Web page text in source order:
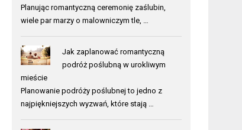
Planując romantyczną ceremonię zaślubin,
wiele par marzy o malowniczym tle, …
Jak zaplanować romantyczną
podróż poślubną w urokliwym
mieście
Planowanie podróży poślubnej to jedno z
najpiękniejszych wyzwań, które stają …